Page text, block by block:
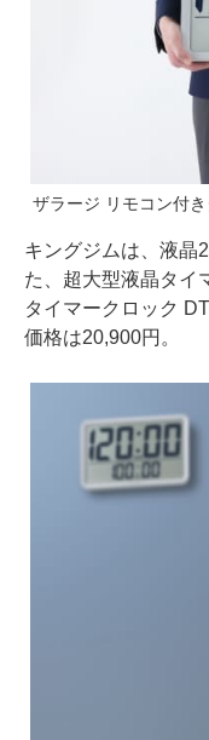
ザラージ リモコン付
キングジムは、液晶
た、超大型液晶タイ
タイマークロック
価格は20,900円。